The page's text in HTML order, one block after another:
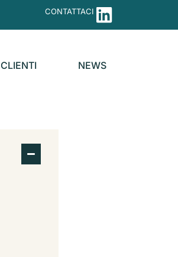
CONTATTACI
CLIENTI NEWS